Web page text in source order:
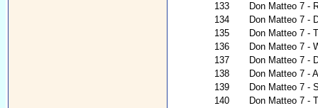
133
Don Matteo 7 -
134
Don Matteo 7 -
135
Don Matteo 7 -
136
Don Matteo 7 -
137
Don Matteo 7 -
138
Don Matteo 7 -
139
Don Matteo 7 -
140
Don Matteo 7 -